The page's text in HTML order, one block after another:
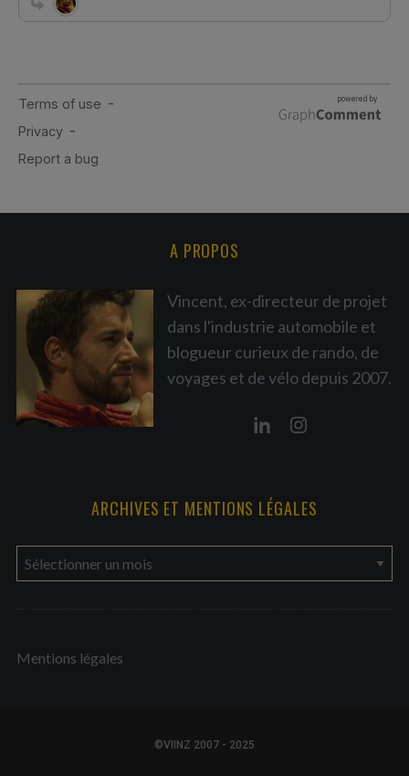
A PROPOS
Vincent, ex-directeur de projet
dans l'industrie automobile et
blogueur curieux de rando, de
voyages et de vélo depuis 2007.
ARCHIVES ET MENTIONS LÉGALES
r
c
iMentions légales
©VIINZ 2007 - 2025